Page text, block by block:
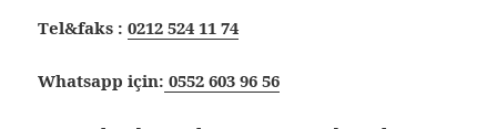
Tel&faks :0212 524 11 74
Whatsapp için: 0552 603 96 56